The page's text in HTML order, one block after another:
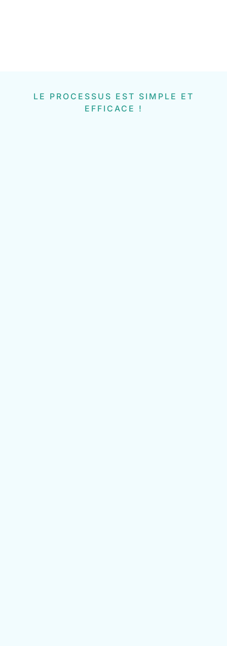
LE PROCESSUS EST SIMPLE ET
EFFICACE !